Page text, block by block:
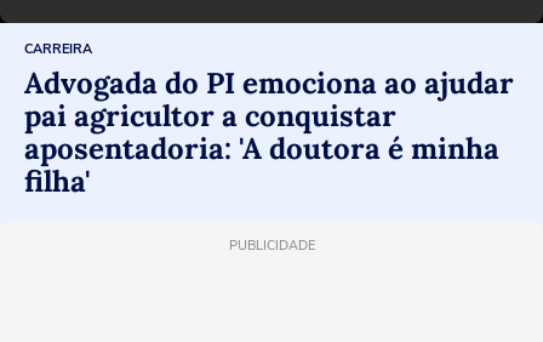
CARREIRA
Advogada do PI emociona ao ajudar
pai agricultor a conquistar
aposentadoria: 'A doutora é minha
filha'
PUBLICIDADE